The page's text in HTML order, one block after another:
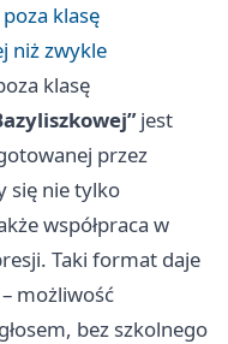
klasę
niż zwykle
klasę
jest
przez
się nie tylko
współpraca w
Taki format daje
możliwość
bez szkolnego